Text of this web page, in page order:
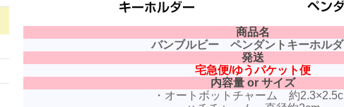
商品名
バンブルビー ペンダントキーホル
発送
宅急便/ゆうパケット便
内容量 or サイズ
・オートボットチャーム 約